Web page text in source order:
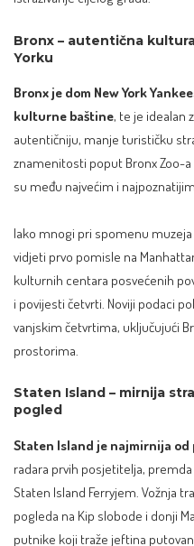
Bronx – autentična
Yorku
Bronx je dom New York
kulturne baštine, te je idealan
autentičniju, manje turističku
znamenitosti poput Bronx Zoo-a
su među najvećim i
Iako mnogi pri spomenu
vidjeti prvo pomisle na
kulturnih centara posvećenih
i povijesti četvrti. Noviji podaci
vanjskim četvrtima, uključujući
prostorima.​
Staten Island – mirnija
pogled
Staten Island je najmirnija
radara prvih posjetitelja,
Staten Island Ferryjem. Vožnja
pogleda na Kip slobode i donji
putnike koji traže jeftina